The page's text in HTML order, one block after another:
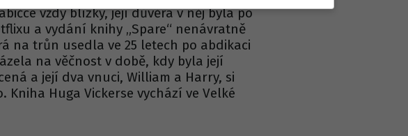
vždy blízký, její důvěra v něj byla po
a vydání knihy „Spare“ nenávratně
na trůn usedla ve 25 letech po abdikaci
na věčnost v době, kdy byla její
a její dva vnuci, William a Harry, si
Kniha Huga Vickerse vychází ve Velké